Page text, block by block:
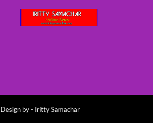
Design by - Iritty Samachar